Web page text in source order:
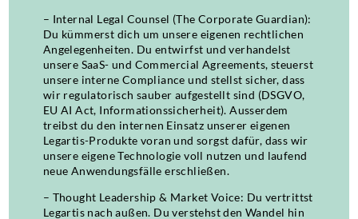
– Internal Legal Counsel (The Corporate Guardian):
Du kümmerst dich um unsere eigenen rechtlichen
Angelegenheiten. Du entwirfst und verhandelst
unsere SaaS- und Commercial Agreements, steuerst
unsere interne Compliance und stellst sicher, dass
wir regulatorisch sauber aufgestellt sind (DSGVO,
EU AI Act, Informationssicherheit). Ausserdem
treibst du den internen Einsatz unserer eigenen
Legartis-Produkte voran und sorgst dafür, dass wir
unsere eigene Technologie voll nutzen und laufend
neue Anwendungsfälle erschließen.
– Thought Leadership & Market Voice: Du vertrittst
Legartis nach außen. Du verstehst den Wandel hin